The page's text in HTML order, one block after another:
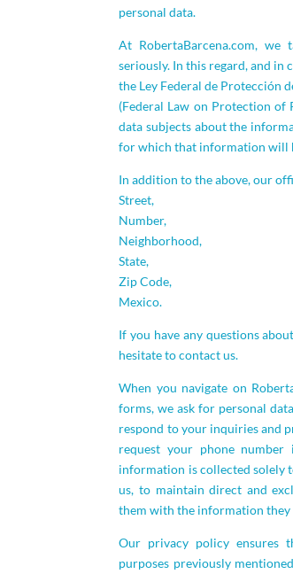
personal data.
At RobertaBarcena.com,
seriously. In this regard, and in
the Ley Federal de Protección
(Federal Law on Protection of
data subjects about the
for which that information will
In addition to the above, our
Street,
Number,
Neighborhood,
State,
Zip Code,
Mexico.
If you have any questions
hesitate to contact us.
When you navigate on
forms, we ask for personal
respond to your inquiries and
request your phone
information is collected solely
us, to maintain direct and
them with the information they
Our privacy policy
purposes previously